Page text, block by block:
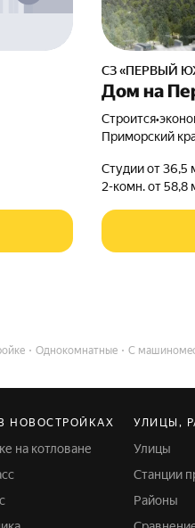
СЗ «ПЕРВЫЙ
Дом на
Строится•
Приморский
Студии от 36,5
2-комн. от 58,8
Однокомнатные С
НОВОСТРОЙКАХ
на котловане
УЛИЦЫ,
Улицы
Станции
Районы